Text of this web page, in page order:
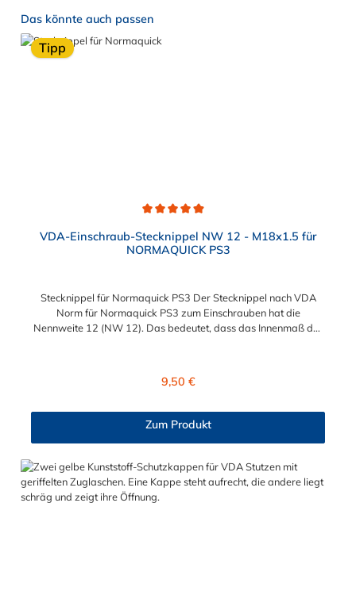
Produktgalerie überspringen
Das könnte auch passen
Tipp
VDA-Einschraub-Stecknippel NW 12 - M18x1.5 für
NORMAQUICK PS3
Stecknippel für Normaquick PS3 Der Stecknippel nach VDA
Norm für Normaquick PS3 zum Einschrauben hat die
Nennweite 12 (NW 12). Das bedeutet, dass das Innenmaß des
Sechskant) nicht zusätzlich abgedichtet werden. Nachfolgend
Einschraubstutzen nach VDA-Norm (passend für
medienführenden Leitungen im Bereich von Temperier-
Systemen (Kühlerleitungen/Heizleitungen), Ladeluft-Systemen
und Kraftstoff-Systemen kommen diese Stecksysteme zum
Regulärer Preis:
9,50 €
Zum Produkt